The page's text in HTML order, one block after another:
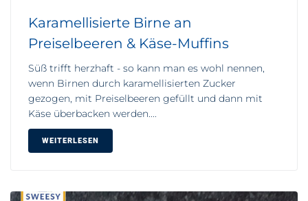
Karamellisierte Birne an
Preiselbeeren & Käse-Muffins
Süß trifft herzhaft - so kann man es wohl nennen,
wenn Birnen durch karamellisierten Zucker
gezogen, mit Preiselbeeren gefüllt und dann mit
Käse überbacken werden....
WEITERLESEN